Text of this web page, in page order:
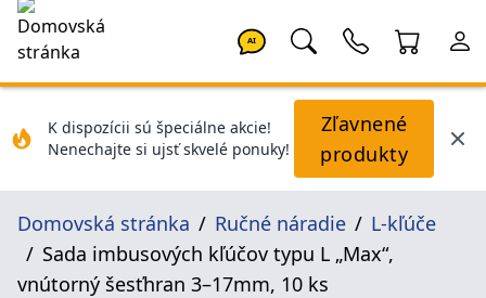
AI
K dispozícii sú špeciálne akcie!
Nenechajte si ujsť skvelé ponuky!
Zľavnené
produkty
Domovská stránka Ručné náradie
L-kľúče
Sada imbusových kľúčov typu L „Max“,
vnútorný šesťhran 3–17mm, 10 ks